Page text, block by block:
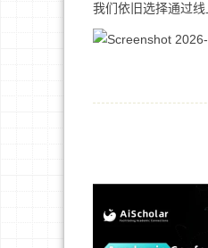
我们依旧选择通过线